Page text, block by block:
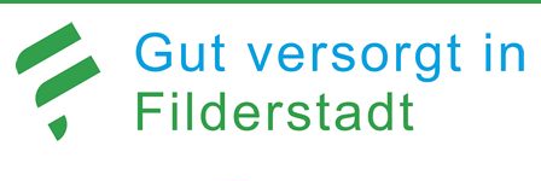
Inhalt
springen